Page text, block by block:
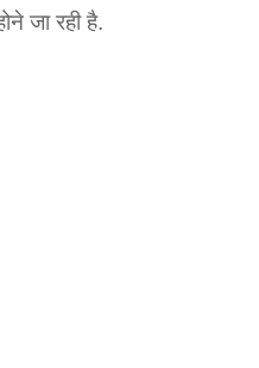
जा रही है.